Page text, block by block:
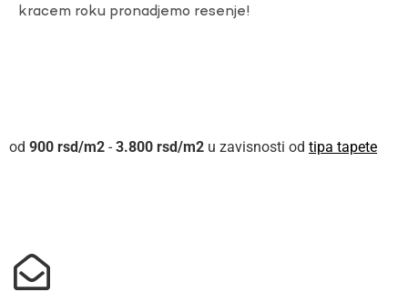
kracem roku pronadjemo resenje!
900 rsd - 3.800 rsd u zavisnosti od tipa tapete